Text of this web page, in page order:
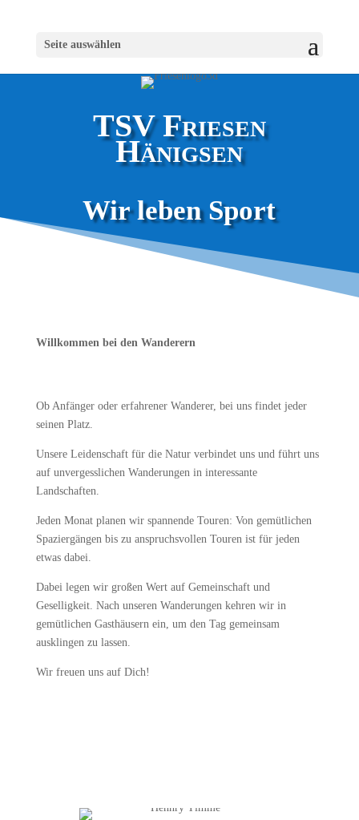
Seite auswählen
TSV Friesen
Hänigsen
Wir leben Sport
Willkommen bei den Wanderern
Ob Anfänger oder erfahrener Wanderer, bei uns findet jeder
seinen Platz.
Unsere Leidenschaft für die Natur verbindet uns und führt uns
auf unvergesslichen Wanderungen in interessante
Landschaften.
Jeden Monat planen wir spannende Touren: Von gemütlichen
Spaziergängen bis zu anspruchsvollen Touren ist für jeden
etwas dabei.
Dabei legen wir großen Wert auf Gemeinschaft und
Geselligkeit. Nach unseren Wanderungen kehren wir in
gemütlichen Gasthäusern ein, um den Tag gemeinsam
ausklingen zu lassen.
Wir freuen uns auf Dich!